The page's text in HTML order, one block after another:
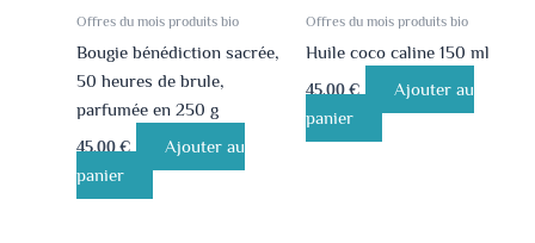
Offres du mois produits bio
Bougie bénédiction sacrée,
50 heures de brule,
parfumée en 250 g
45.00€
Ajouter au
panier
Offres du mois produits bio
Huile coco caline 150 ml
45.00€
Ajouter au
panier